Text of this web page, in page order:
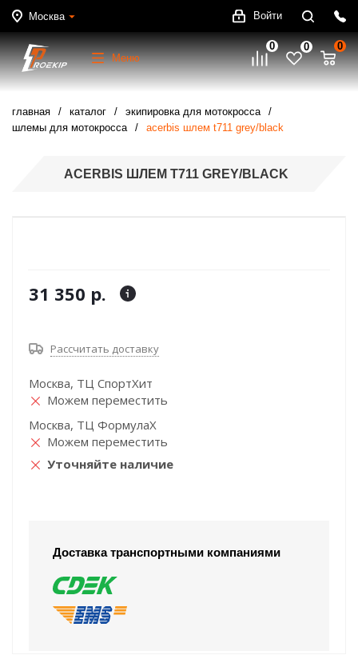
Москва Войти
Меню
0 0 0
главная каталог
экипировка для мотокросса
шлемы для мотокросса
acerbis шлем t711 grey/black
ACERBIS ШЛЕМ T711 GREY/BLACK
31 350 р.
Рассчитать доставку
Москва, ТЦ СпортХит
Можем переместить
Москва, ТЦ ФормулаХ
Можем переместить
Уточняйте наличие
Доставка транспортными компаниями